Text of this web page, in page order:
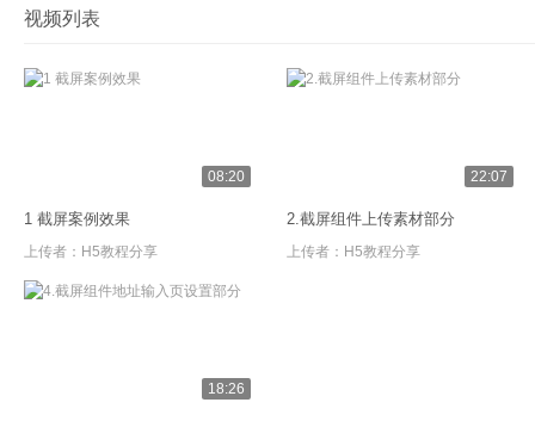
视频列表
08:20
1 截屏案例效果
上传者： H5教程分享
22:07
2.截屏组件上传素材部分
上传者： H5教程分享
18:26